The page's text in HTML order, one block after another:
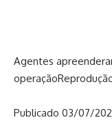
Agentes
operação
Publicado 03/07/